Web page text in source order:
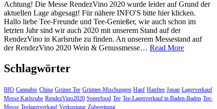
Achtung! Die Messe RendezVino 2020 wurde leider auf Grund der
aktuellen Lage abgesagt! Für nähere INFO'S bitte hier klicken.
Hallo liebe Tee-Freunde und Tee-Genießer, wie auch schon im
letzten Jahr sind wir auch 2020 mit unserem Stand auf der
RendezVino in Karlsruhe zu finden. An unserem Messestand auf
der RendezVino 2020 Wein & Genussmesse… Read More
Schlagwörter
BIO Cannabis China Grüner Tee Grüntee-Mischungen Hanf Hanftee Japan Lagerverkauf
Messe Karlsruhe RendezVino2020 Superfood Tee Tee-Lagerverkauf in Baden-Baden Tee-
Messe Teelagerverkauf Verkostung Zubereitung